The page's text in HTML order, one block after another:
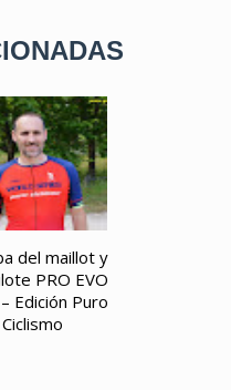
del maillot y
PRO EVO
Edición Puro
Ciclismo